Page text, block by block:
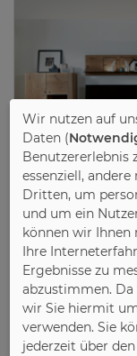
17.11.2017
Initiative Pro
Wir nutzen auf
Daten (
Benutzererlebnis
essenziell,
Dritten, um
und um ein
können wir Ihnen
Ihre
Ergebnisse zu
abzustimmen.
wir Sie hiermit
verwenden. Sie
jederzeit über den